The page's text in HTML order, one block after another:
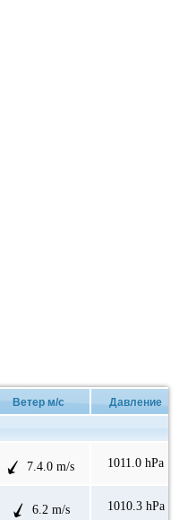
м/с Давление
7.4.0 m/s 1011.0 hPa
6.2 m/s 1010.3 hPa